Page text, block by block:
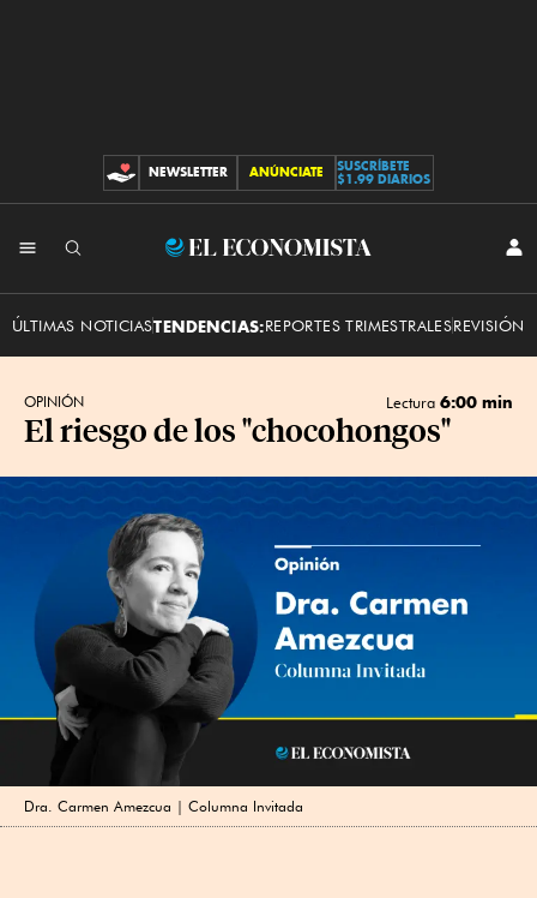
CONTRIBUCIONES
NEWSLETTER ANÚNCIATE
SUSCRÍBETE
$1.99 DIARIOS
El
ÚLTIMAS NOTICIASTENDENCIAS:REPORTES TRIMESTRALESREVISIÓN
OPINIÓN Lectura 6:00 min
El riesgo de los "chocohongos"
Dra. Carmen Amezcua | Columna Invitada